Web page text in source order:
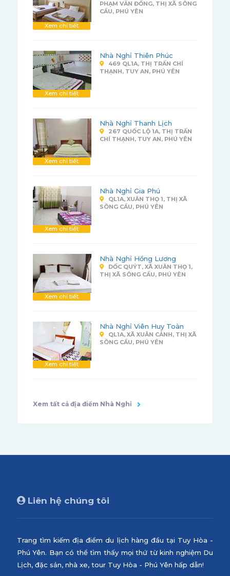
Xem chi tiết
PHẠM VĂN ĐỒNG, THỊ XÃ SÔNG
CẦU, PHÚ YÊN
Xem chi tiết
Nhà Nghỉ Thiên Phúc
469 QL1A, THỊ TRẤN CHÍ
THẠNH, TUY AN, PHÚ YÊN
Xem chi tiết
Nhà Nghỉ Thanh Lịch
267 QUỐC LỘ 1A, THỊ TRẤN
CHÍ THẠNH, TUY AN, PHÚ YÊN
Xem chi tiết
Nhà Nghỉ Gia Phú
QL1A, XUÂN THỌ 1, THỊ XÃ
SÔNG CẦU, PHÚ YÊN
Xem chi tiết
Nhà Nghỉ Hồng Lương
DỐC QUÝT, XÃ XUÂN THỌ 1,
THỊ XÃ SÔNG CẦU, PHÚ YÊN
Xem chi tiết
Nhà Nghỉ Viên Huy Toàn
QL1A, XÃ XUÂN CẢNH, THỊ XÃ
SÔNG CẦU, PHÚ YÊN
Xem tất cả địa điểm Nhà Nghỉ
Liên hệ chúng tôi
Trang tìm kiếm địa điểm du lịch hàng đầu tại Tuy Hòa -
Phú Yên. Bạn có thể tìm thấy mọi thứ từ kinh nghiệm Du
Lịch, đặc sản, nhà xe, tour Tuy Hòa - Phú Yên hấp dẫn!